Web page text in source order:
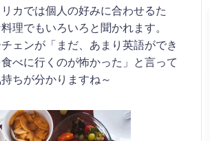
カでは個人の好みに合わせるた
理でもいろいろと聞かれます。
ェンが「まだ、あまり英語ができ
べに行くのが怖かった」と言って
ちが分かりますね～